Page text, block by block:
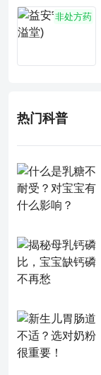
非处方药
热门科普